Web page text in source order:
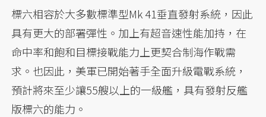
標六相容於大多數標準型Mk 41垂直發射系統，因此
具有更大的部署彈性。加上有超音速性能加持，在
命中率和飽和目標接戰能力上更契合制海作戰需
求。也因此，美軍已開始著手全面升級電戰系統，
預計將來至少讓55艘以上的一級艦，具有發射反艦
版標六的能力。